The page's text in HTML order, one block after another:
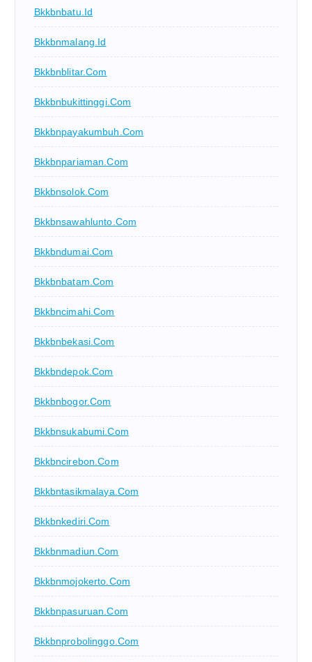
Bkkbnbatu.id
Bkkbnmalang.id
Bkkbnblitar.com
Bkkbnbukittinggi.com
Bkkbnpayakumbuh.com
Bkkbnpariaman.com
Bkkbnsolok.com
Bkkbnsawahlunto.com
Bkkbndumai.com
Bkkbnbatam.com
Bkkbncimahi.com
Bkkbnbekasi.com
Bkkbndepok.com
Bkkbnbogor.com
Bkkbnsukabumi.com
Bkkbncirebon.com
Bkkbntasikmalaya.com
Bkkbnkediri.com
Bkkbnmadiun.com
Bkkbnmojokerto.com
Bkkbnpasuruan.com
Bkkbnprobolinggo.com